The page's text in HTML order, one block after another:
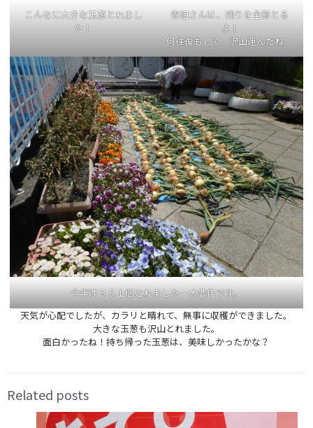
こんなに大きな玉葱とれまし
た！
青組さんは、残りを全部とる
よ！
何往復もして、沢山運んだね。
今年は５５１個とれました…大豊作です。
天気が心配でしたが、カラリと晴れて、無事に収穫ができました。
大きな玉葱も沢山とれました。
面白かったね！持ち帰った玉葱は、美味しかったかな？
Related posts